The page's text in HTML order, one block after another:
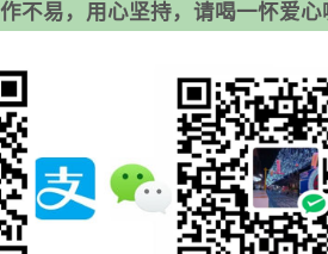
不易，用心坚持，请喝一怀爱